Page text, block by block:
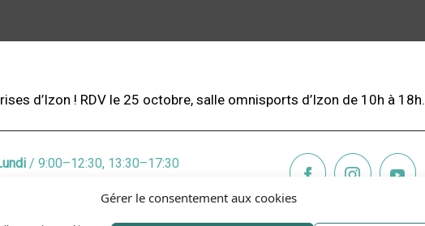
Gérer le consentement aux cookies
d’Izon ! RDV le 25 octobre, salle omnisports d’Izon de 10h à 18h.
/ 9:00–12:30, 13:30–17:30
/ 9:00–12:30, 13:30–17:30